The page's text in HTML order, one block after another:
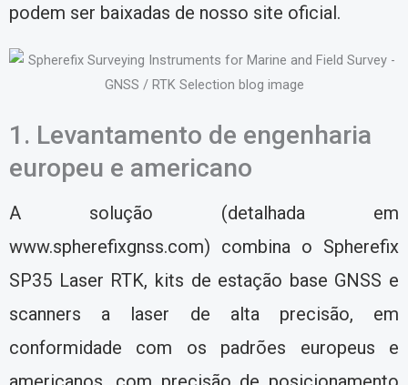
podem ser baixadas de nosso site oficial.
1. Levantamento de engenharia
europeu e americano
A solução (detalhada em
www.spherefixgnss.com) combina o Spherefix
SP35 Laser RTK, kits de estação base GNSS e
scanners a laser de alta precisão, em
conformidade com os padrões europeus e